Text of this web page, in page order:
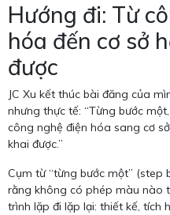
Hướng đi: Từ
hóa đến cơ sở
được
JC Xu kết thúc bài đăng của
nhưng thực tế: “Từng bước
công nghệ điện hóa sang cơ
khai được.”
Cụm từ “từng bước một” (step
rằng không có phép màu nào
trình lặp đi lặp lại: thiết kế, tích